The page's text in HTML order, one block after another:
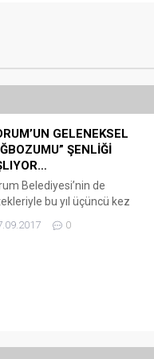
GELENEKSEL
ŞENLİĞİ
Belediyesi’nin de
bu yıl üçüncü kez
olan Karaova
Şenliği kapsamında
Mumcular Mahallesi
0